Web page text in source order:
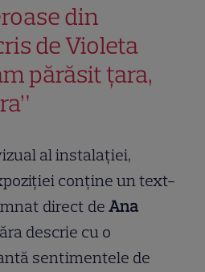
din
de Violeta
părăsit țara,
al instalației,
conține un text-
direct deAna
descrie cu o
sentimentele de